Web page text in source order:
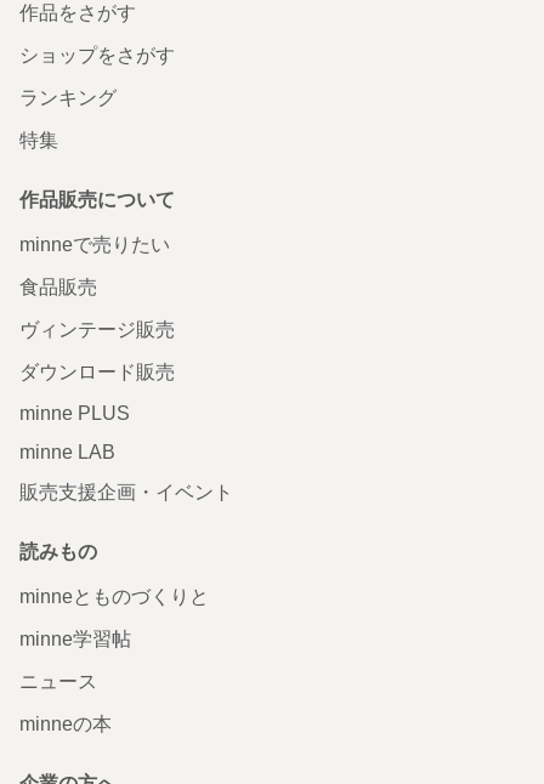
作品をさがす
ショップをさがす
ランキング
特集
作品販売について
minneで売りたい
食品販売
ヴィンテージ販売
ダウンロード販売
minne PLUS
minne LAB
販売支援企画・イベント
読みもの
minneとものづくりと
minne学習帖
ニュース
minneの本